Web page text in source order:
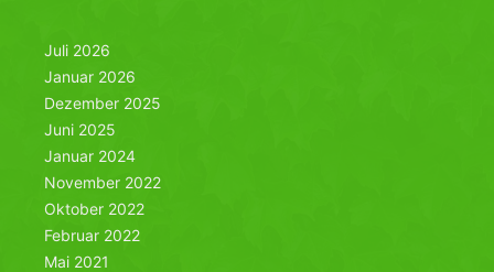
Juli 2026
Januar 2026
Dezember 2025
Juni 2025
Januar 2024
November 2022
Oktober 2022
Februar 2022
Mai 2021